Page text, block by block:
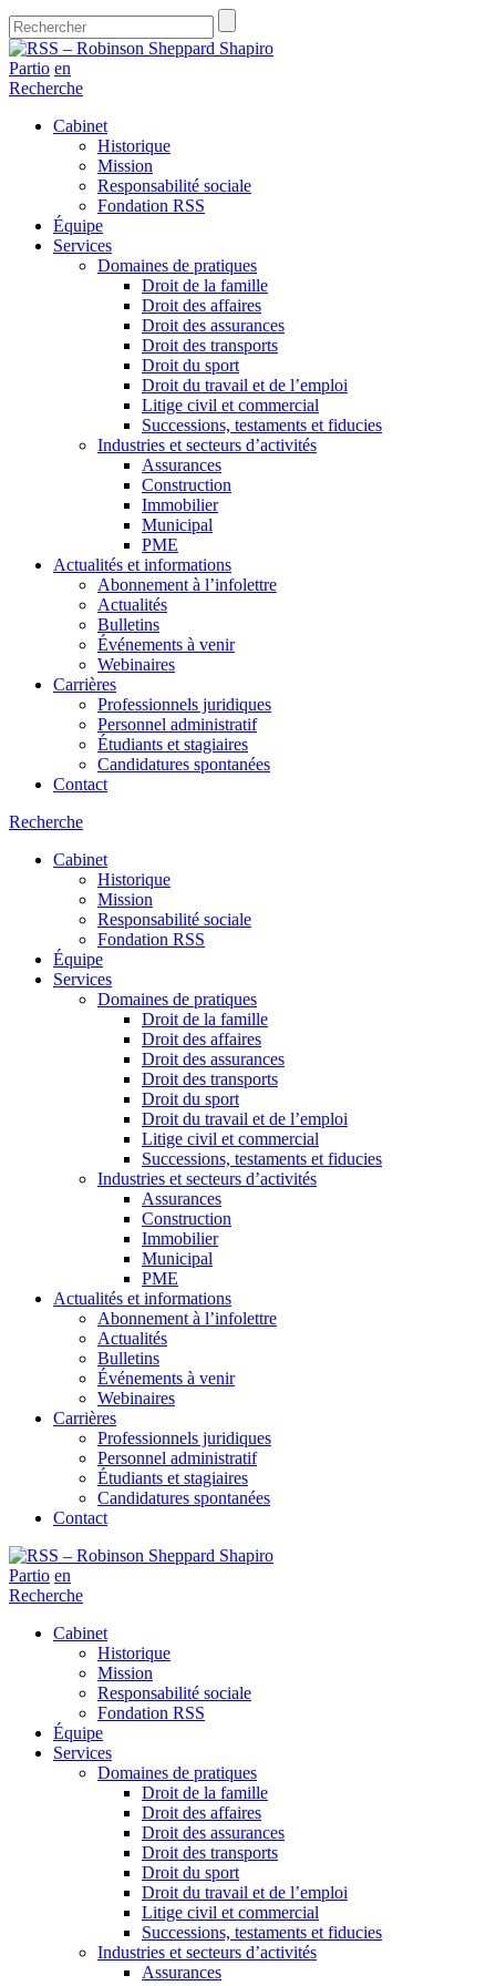
Partio en
Recherche
Cabinet
Historique
Mission
Responsabilité sociale
Fondation RSS
Équipe
Services
Domaines de pratiques
Droit de la famille
Droit des affaires
Droit des assurances
Droit des transports
Droit du sport
Droit du travail et de l’emploi
Litige civil et commercial
Successions, testaments et fiducies
Industries et secteurs d’activités
Assurances
Construction
Immobilier
Municipal
PME
Actualités et informations
Abonnement à l’infolettre
Actualités
Bulletins
Événements à venir
Webinaires
Carrières
Professionnels juridiques
Personnel administratif
Étudiants et stagiaires
Candidatures spontanées
Contact
Recherche
Cabinet
Historique
Mission
Responsabilité sociale
Fondation RSS
Équipe
Services
Domaines de pratiques
Droit de la famille
Droit des affaires
Droit des assurances
Droit des transports
Droit du sport
Droit du travail et de l’emploi
Litige civil et commercial
Successions, testaments et fiducies
Industries et secteurs d’activités
Assurances
Construction
Immobilier
Municipal
PME
Actualités et informations
Abonnement à l’infolettre
Actualités
Bulletins
Événements à venir
Webinaires
Carrières
Professionnels juridiques
Personnel administratif
Étudiants et stagiaires
Candidatures spontanées
Contact
Partio en
Recherche
Cabinet
Historique
Mission
Responsabilité sociale
Fondation RSS
Équipe
Services
Domaines de pratiques
Droit de la famille
Droit des affaires
Droit des assurances
Droit des transports
Droit du sport
Droit du travail et de l’emploi
Litige civil et commercial
Successions, testaments et fiducies
Industries et secteurs d’activités
Assurances